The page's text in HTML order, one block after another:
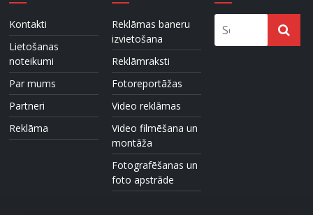
Kontakti
Lietošanas
noteikumi
Par mums
Partneri
Reklāma
Reklāmas baneru
izvietošana
Reklāmraksti
Fotoreportāžas
Video reklāmas
Video filmēšana un
montāža
Fotografēšanas un
foto apstrāde